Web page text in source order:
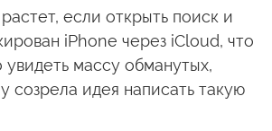
если открыть поиск и
iPhone через iCloud, что
увидеть массу обманутых,
созрела идея написать такую